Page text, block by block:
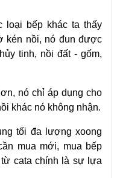
loại bếp khác ta thấy
kén nồi, nó đun được
tinh, nồi đất - gốm,
nó chỉ áp dụng cho
khác nó không nhận.
tối đa lượng xoong
mua mới, mua bếp
cata chính là sự lựa